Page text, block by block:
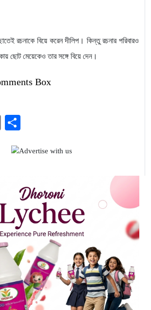
রচনাকে বিয়ে করেন দীলিপ। কিন্তু রচনার পরিবারও
ছোট মেয়েকেও তার সঙ্গে বিয়ে দেন।
Box
Email